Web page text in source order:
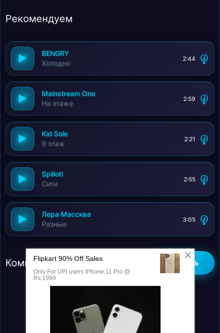
С какого момента ты начал или с какого ты бросил
Открывается дверь мимо проходит она
Смотришь на неё она не видит тебя
Убегай давай дыши плюнь на эту жизнь
Мимо этажи похуй ты летишь
Ну же расскажи что не хочешь жить
Рекомендуем
BENGRY
Холодно
2:44
Mainstream One
На этаже
2:59
Kid Sole
9 этаж
2:21
Spilioti
Сити
2:55
Лера Массква
Разные
3:05
Комментарии (0) Добавить